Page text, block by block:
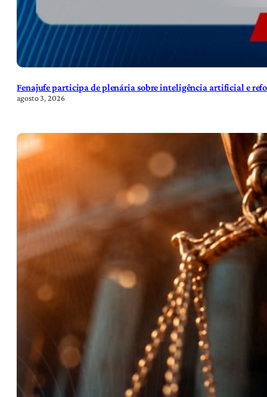
Fenajufe participa de plenária sobre inteligência artificial e
agosto 3, 2026